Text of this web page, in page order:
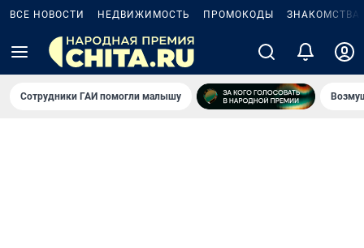
ВСЕ НОВОСТИ НЕДВИЖИМОСТЬ ПРОМОКОДЫ ЗНАКОМСТВА
Сотрудники ГАИ помогли малышу